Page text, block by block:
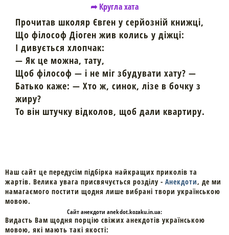
➦ Кругла хата
Прочитав школяр Євген у серйозній книжці,
Що філософ Діоген жив колись у діжці:
І дивується хлопчак:
— Як це можна, тату,
Щоб філософ — і не міг збудувати хату? —
Батько каже: — Хто ж, синок, лізе в бочку з
жиру?
То він штучку відколов, щоб дали квартиру.
Наш сайт це передусім підбірка найкращих приколів та
жартів. Велика увага присвячується розділу - Анекдоти, де ми
намагаємого постити щодня лише вибрані твори українською
мовою.
Cайтанекдоти anekdot.kozaku.in.ua:
Видасть Вам щодня порцію свіжих анекдотів українською
мовою, які мають такі якості: